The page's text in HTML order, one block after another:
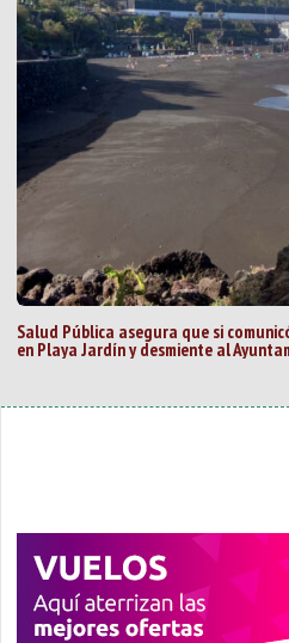
Salud Pública asegura que si
en Playa Jardín y desmiente al